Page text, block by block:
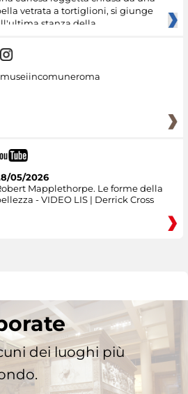
vetrata a tortiglioni, si giunge
stanza della
museiincomuneroma
05/2026
Mapplethorpe. Le forme della
- VIDEO LIS | Derrick Cross
dei luoghi più